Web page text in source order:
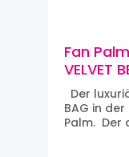
Fan
VELVET
Samt-
BAG in
Palm. Der